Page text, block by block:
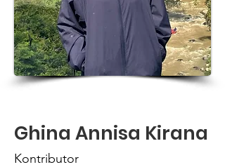
Ghina Annisa Kirana
Kontributor